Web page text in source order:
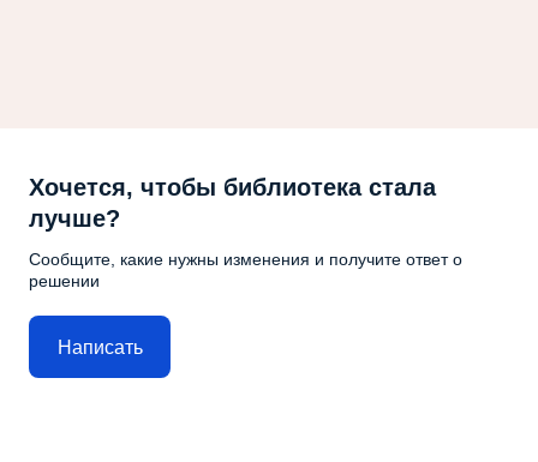
Хочется, чтобы библиотека стала
лучше?
Сообщите, какие нужны изменения и получите ответ о
решении
Написать